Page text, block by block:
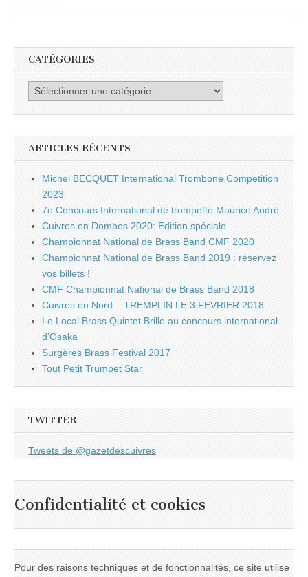
CATÉGORIES
Catégories
ARTICLES RÉCENTS
Michel BECQUET International Trombone Competition
2023
7e Concours International de trompette Maurice André
Cuivres en Dombes 2020: Edition spéciale
Championnat National de Brass Band CMF 2020
Championnat National de Brass Band 2019 : réservez
vos billets !
CMF Championnat National de Brass Band 2018
Cuivres en Nord – TREMPLIN LE 3 FEVRIER 2018
Le Local Brass Quintet Brille au concours international
d’Osaka
Surgères Brass Festival 2017
Tout Petit Trumpet Star
TWITTER
Tweets de @gazetdescuivres
Confidentialité et cookies
Pour des raisons techniques et de fonctionnalités, ce site utilise